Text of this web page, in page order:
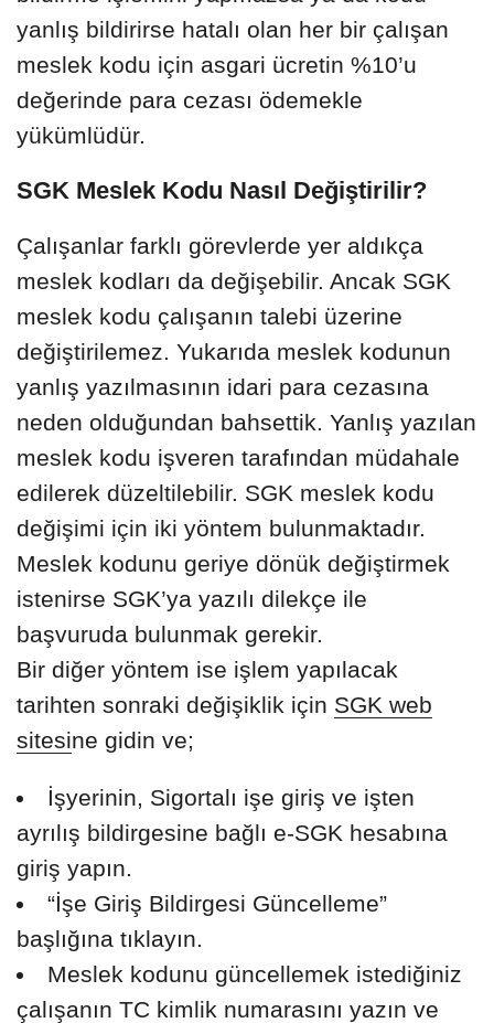
yanlış bildirirse hatalı olan her bir çalışan
meslek kodu için asgari ücretin %10’u
değerinde para cezası ödemekle
yükümlüdür.
SGK Meslek Kodu Nasıl Değiştirilir?
Çalışanlar farklı görevlerde yer aldıkça
meslek kodları da değişebilir. Ancak SGK
meslek kodu çalışanın talebi üzerine
değiştirilemez. Yukarıda meslek kodunun
yanlış yazılmasının idari para cezasına
neden olduğundan bahsettik. Yanlış yazılan
meslek kodu işveren tarafından müdahale
edilerek düzeltilebilir. SGK meslek kodu
değişimi için iki yöntem bulunmaktadır.
Meslek kodunu geriye dönük değiştirmek
istenirse SGK’ya yazılı dilekçe ile
başvuruda bulunmak gerekir.
Bir diğer yöntem ise işlem yapılacak
tarihten sonraki değişiklik için SGK web
sitesine gidin ve;
İşyerinin, Sigortalı işe giriş ve işten
ayrılış bildirgesine bağlı e-SGK hesabına
giriş yapın.
“İşe Giriş Bildirgesi Güncelleme”
başlığına tıklayın.
Meslek kodunu güncellemek istediğiniz
çalışanın TC kimlik numarasını yazın ve